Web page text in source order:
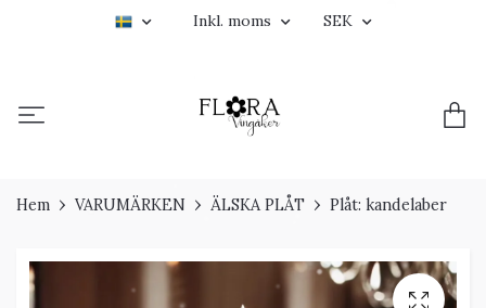
Inkl. moms SEK
Hem VARUMÄRKEN ÄLSKA PLÅT Plåt: kandelaber